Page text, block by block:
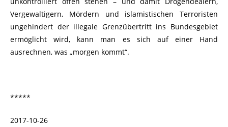
Vergewaltigern, Mördern und islamistischen Terroristen
ungehindert der illegale Grenzübertritt ins Bundesgebiet
ermöglicht wird, kann man es sich auf einer Hand
ausrechnen, was „morgen kommt“.
*****
2017-10-26